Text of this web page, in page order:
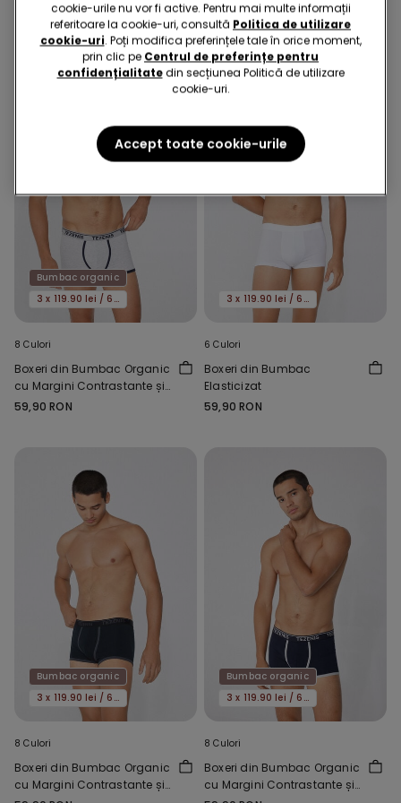
S-ar putea să-ți placă și:
Bumbac organic
3 x 119.90 lei / 6 x 159.90 lei
8 Culori
Boxeri din Bumbac Organic
cu Margini Contrastante și
Logo
59,90 RON
3 x 119.90 lei / 6 x 159.90 lei
6 Culori
Boxeri din Bumbac
Elasticizat
59,90 RON
Bumbac organic
3 x 119.90 lei / 6 x 159.90 lei
8 Culori
Boxeri din Bumbac Organic
cu Margini Contrastante și
Bumbac organic
3 x 119.90 lei / 6 x 159.90 lei
8 Culori
Boxeri din Bumbac Organic
cu Margini Contrastante și
cookie-urile nu vor fi active. Pentru mai multe informații
referitoare la cookie-uri, consultă Politica de utilizare
cookie-uri. Poți modifica preferințele tale în orice moment,
prin clic pe Centrul de preferințe pentru
confidențialitatedin secțiunea Politică de utilizare
cookie-uri.
Accept toate cookie-urile